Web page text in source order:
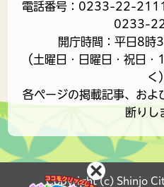
電話番号：0233-22-2111
0233-
開庁時間：平日8
（土曜日・日曜日・祝日
く）
各ページの掲載記事、およ
断りし
Copyright (c) Shinjo